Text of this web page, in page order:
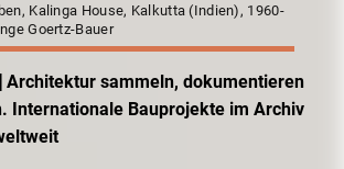
Kalinga House, Kalkutta (Indien), 1960-
Goertz-Bauer
Architektur sammeln, dokumentieren
Internationale Bauprojekte im Archiv